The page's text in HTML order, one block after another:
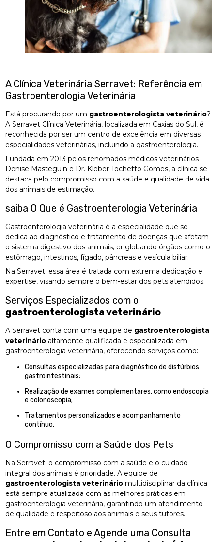
A Clínica Veterinária Serravet: Referência em
Gastroenterologia Veterinária
Está procurando por um gastroenterologista veterinário?
A Serravet Clínica Veterinária, localizada em Caxias do Sul, é
reconhecida por ser um centro de excelência em diversas
especialidades veterinárias, incluindo a gastroenterologia.
Fundada em 2013 pelos renomados médicos veterinários
Denise Masteguin e Dr. Kleber Tochetto Gomes, a clínica se
destaca pelo compromisso com a saúde e qualidade de vida
dos animais de estimação.
saiba O Que é Gastroenterologia Veterinária
Gastroenterologia veterinária é a especialidade que se
dedica ao diagnóstico e tratamento de doenças que afetam
o sistema digestivo dos animais, englobando órgãos como o
estômago, intestinos, fígado, pâncreas e vesícula biliar.
Na Serravet, essa área é tratada com extrema dedicação e
expertise, visando sempre o bem-estar dos pets atendidos.
Serviços Especializados com o
gastroenterologista veterinário
A Serravet conta com uma equipe de gastroenterologista
veterinário altamente qualificada e especializada em
gastroenterologia veterinária, oferecendo serviços como:
Consultas especializadas para diagnóstico de distúrbios
gastrointestinais;
Realização de exames complementares, como endoscopia
e colonoscopia;
Tratamentos personalizados e acompanhamento
contínuo.
O Compromisso com a Saúde dos Pets
Na Serravet, o compromisso com a saúde e o cuidado
integral dos animais é prioridade. A equipe de
gastroenterologista veterinário multidisciplinar da clínica
está sempre atualizada com as melhores práticas em
gastroenterologia veterinária, garantindo um atendimento
de qualidade e respeitoso aos animais e seus tutores.
Entre em Contato e Agende uma Consulta